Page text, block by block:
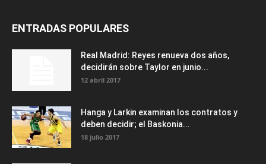
ENTRADAS POPULARES
Real Madrid: Reyes renueva dos años,
decidirán sobre Taylor en junio...
12 abril 2017
Hanga y Larkin examinan los contratos y
deben decidir; el Baskonia...
18 julio 2017